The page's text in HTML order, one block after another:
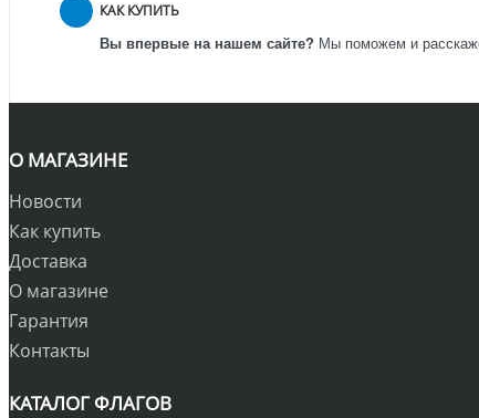
КАК КУПИТЬ
Вы впервые на нашем сайте? Мы поможем и
О МАГАЗИНЕ
Новости
Как купить
Доставка
О магазине
Гарантия
Контакты
КАТАЛОГ ФЛАГОВ